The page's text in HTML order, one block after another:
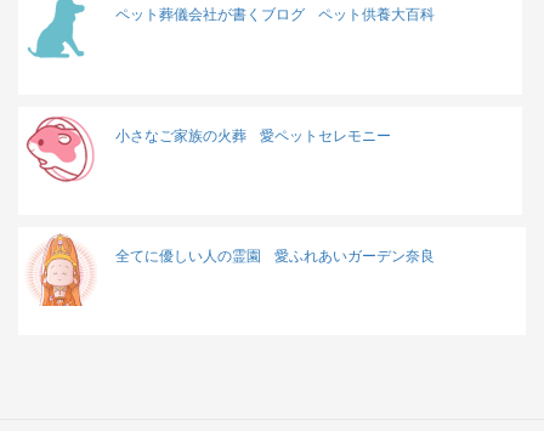
ペット葬儀会社が書くブログ ペット供養大百科
小さなご家族の火葬 愛ペットセレモニー
全てに優しい人の霊園 愛ふれあいガーデン奈良